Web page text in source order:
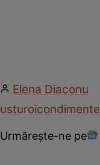
Elena Diaconu
usturoicondimente
Urmărește-ne pe